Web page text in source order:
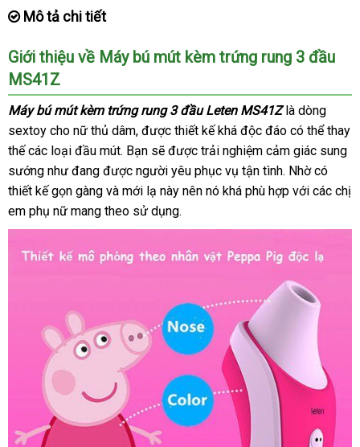
Mô tả chi tiết
Giới thiệu về Máy bú mút kèm trứng rung 3 đầu
MS41Z
Máy bú mút kèm trứng rung 3 đầu Leten MS41Zlà dòng
sextoy cho nữ thủ dâmđặt
mua
, đăng
ký
được thiết kếtự
động
khá độc đáo ăn
trộm
có thể thay
thếPháp
các loại đầu mútthanh
lý
. Bạn mới
nhất
sẽ xuất
xứ
được trải nghiệm cảm giác sung
sướng như đang giá
bán
được người yêu Mỹ
phục vụ tận tìnhÚc
. Nhờ có
thiết kế gọn gàng thống
kê
và mới lạ này nên nó báo
khá phù hợp rẻ
với chiết
các chị
em phụ nữ mang theo sử dụng.